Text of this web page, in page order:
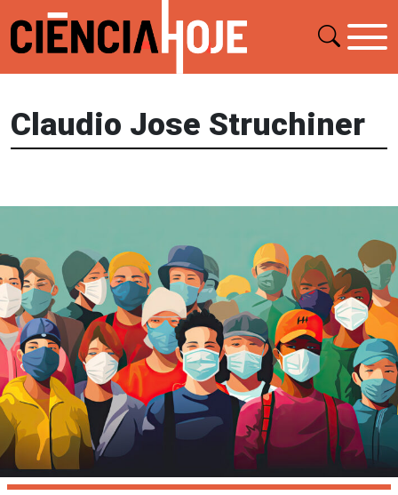
Claudio Jose Struchiner